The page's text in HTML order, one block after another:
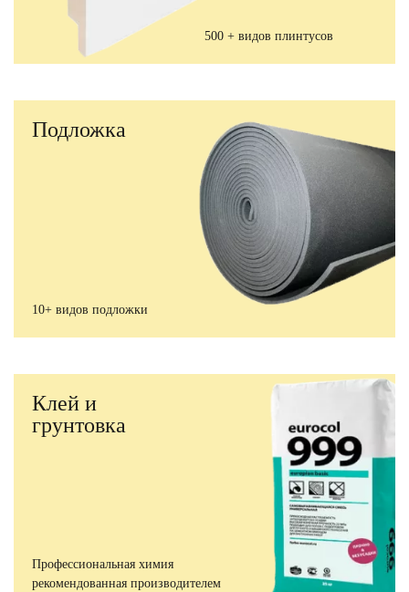
500 + видов плинтусов
Подложка
10+ видов подложки
Клей и
грунтовка
Профессиональная химия
рекомендованная производителем